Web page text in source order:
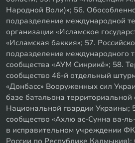
Народной Воли)»; 56.
подразделение международной
организации «Исламское
«Исламская баккия»; 57.
подразделение международного
сообщества «АУМ Синрикё»; 58.
сообщество 46-й отдельный
«Донбасс» Вооруженных сил
базе батальона
Национальной гвардии Украины;
сообщество «Ахлю ас-Сунна ва-
в исправительном учреждении